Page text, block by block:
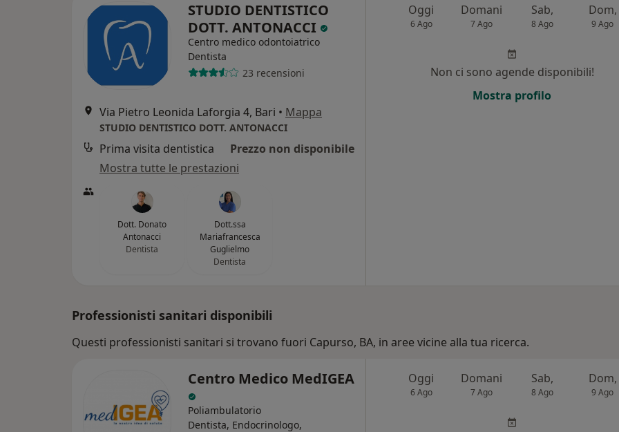
STUDIO DENTISTICO
DOTT. ANTONACCI
Centro medico odontoiatrico
Dentista
23 recensioni
Via Pietro Leonida Laforgia 4, Bari • Mappa
STUDIO DENTISTICO DOTT. ANTONACCI
Prima visita dentistica
Prezzo non disponibile
Mostra tutte le prestazioni
Dott. Donato
Antonacci
Dentista
Dott.ssa
Mariafrancesca
Guglielmo
Dentista
Oggi
6 Ago
Domani
7 Ago
Sab,
8 Ago
Dom,
9 Ago
Non ci sono agende disponibili!
Mostra profilo
Professionisti sanitari disponibili
Questi professionisti sanitari si trovano fuori Capurso, BA, in aree vicine alla tua ricerca.
Centro Medico MedIGEA
Poliambulatorio
Dentista, Endocrinologo,
Oggi
6 Ago
Domani
7 Ago
Sab,
8 Ago
Dom,
9 Ago